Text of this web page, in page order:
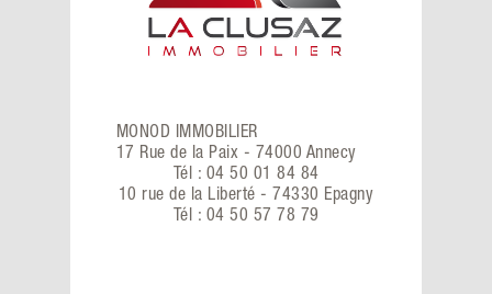
MONOD IMMOBILIER
17 Rue de la Paix - 74000 Annecy
Tél : 04 50 01 84 84
10 rue de la Liberté - 74330 Epagny
Tél : 04 50 57 78 79